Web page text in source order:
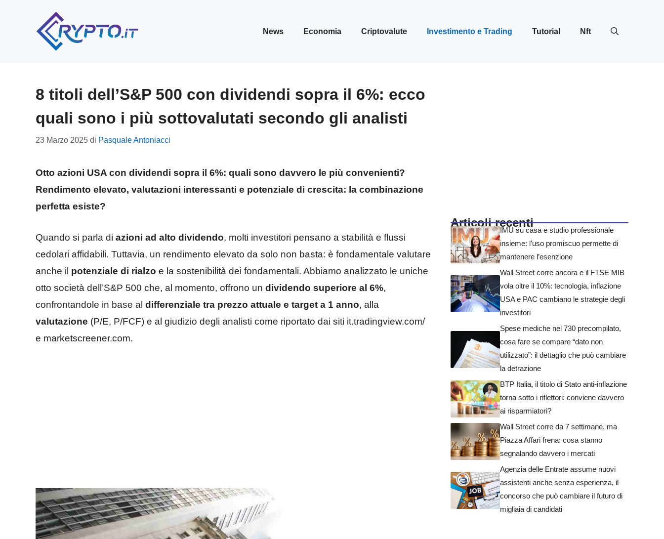
News Economia Criptovalute Investimento e Trading Tutorial Nft
8 titoli dell’S&P 500 con dividendi sopra il 6%: ecco
quali sono i più sottovalutati secondo gli analisti
23 Marzo 2025 di Pasquale Antoniacci
Otto azioni USA con dividendi sopra il 6%: quali sono davvero le più convenienti?
Rendimento elevato, valutazioni interessanti e potenziale di crescita: la combinazione
perfetta esiste?
Quando si parla di azioni ad alto dividendo, molti investitori pensano a stabilità e flussi
cedolari affidabili. Tuttavia, un rendimento elevato da solo non basta: è fondamentale valutare
anche il potenziale di rialzo e la sostenibilità dei fondamentali. Abbiamo analizzato le uniche
otto società dell’S&P 500 che, al momento, offrono un dividendo superiore al 6%,
confrontandole in base al differenziale tra prezzo attuale e target a 1 anno, alla
valutazione (P/E, P/FCF) e al giudizio degli analisti come riportato dai siti it.tradingview.com/
e marketscreener.com.
Articoli recenti
IMU su casa e studio professionale
insieme: l’uso promiscuo permette di
mantenere l’esenzione
Wall Street corre ancora e il FTSE MIB
vola oltre il 10%: tecnologia, inflazione
USA e PAC cambiano le strategie degli
investitori
Spese mediche nel 730 precompilato,
cosa fare se compare “dato non
utilizzato”: il dettaglio che può cambiare
la detrazione
BTP Italia, il titolo di Stato anti-inflazione
torna sotto i riflettori: conviene davvero
ai risparmiatori?
Wall Street corre da 7 settimane, ma
Piazza Affari frena: cosa stanno
segnalando davvero i mercati
Agenzia delle Entrate assume nuovi
assistenti anche senza esperienza, il
concorso che può cambiare il futuro di
migliaia di candidati